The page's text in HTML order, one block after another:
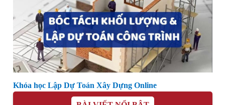
Khóa học Lập Dự Toán Xây Dựng Online